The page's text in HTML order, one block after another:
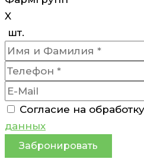
X
шт.
Согласие на обработку
данных
Забронировать